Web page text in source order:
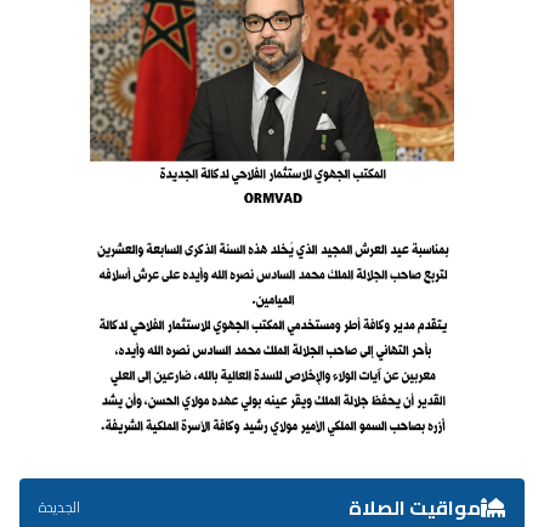
مواقيت الصلاة الجديدة